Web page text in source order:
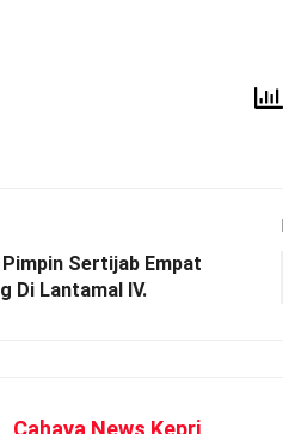
Sertijab Empat
Di Lantamal lV.
Cahaya News Kepri